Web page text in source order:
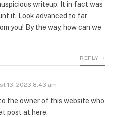
writeup. It in fact was
it. Look advanced to far
you! By the way, how can we
REPLY
13, 2023 8:43 am
the owner of this website who
post at here.